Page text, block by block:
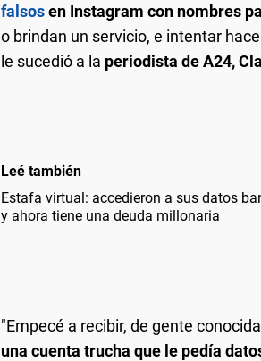
falsosen Instagram con nombres
o brindan un servicio, e intentar
le sucedió a la periodista de A24,
Leé también
Estafa virtual: accedieron a sus datos
y ahora tiene una deuda millonaria
"Empecé a recibir, de gente
una cuenta trucha que le pedía